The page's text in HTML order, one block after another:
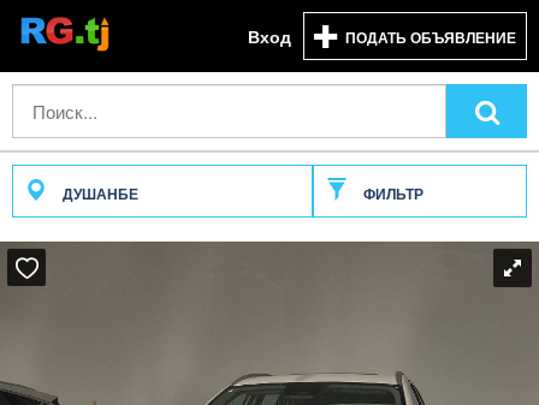
Вход ПОДАТЬ ОБЪЯВЛЕНИЕ
ДУШАНБЕ ФИЛЬТР